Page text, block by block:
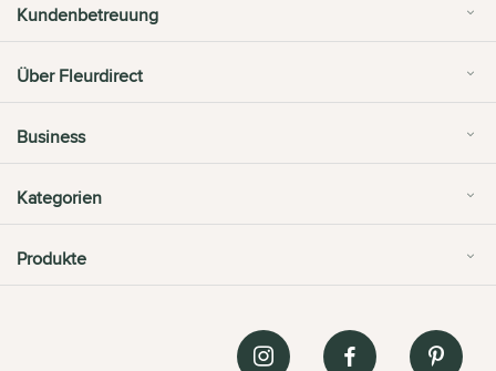
Kundenbetreuung
Über Fleurdirect
Business
Kategorien
Produkte